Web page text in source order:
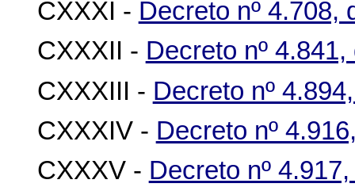
CXXXI - Decreto nº 4.708,
CXXXII - Decreto nº
CXXXIII - Decreto nº
CXXXIV - Decreto nº
CXXXV - Decreto nº